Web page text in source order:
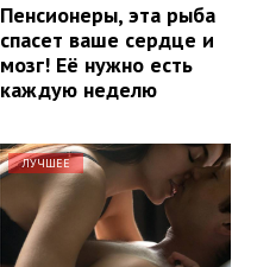
Пенсионеры, эта рыба
спасет ваше сердце и
мозг! Её нужно есть
каждую неделю
ЛУЧШЕЕ